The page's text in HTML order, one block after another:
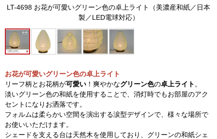
LT-4698 お花が可愛いグリーン色の卓上ライト（美濃産和紙／日本
製／LED電球対応）
お花が可愛いグリーン色の卓上ライト
リーフ柄とお花柄が可愛い ！爽やかなグリーン色の卓上ライト 。
淡いグリーン色の和紙を使用することで、消灯時でもお部屋のアク
セントになりお洒落です。
フォルムは柔らかい空間を演出する涙型デザインで、様々な場所で
お使いいただけます。
シェードを支える台は天然木を使用しており、グリーンの和紙シェ